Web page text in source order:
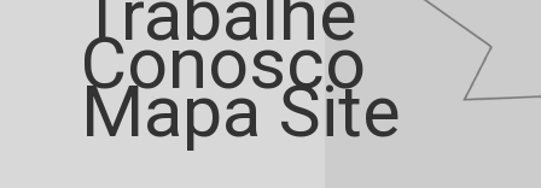
Conosco
Mapa Site